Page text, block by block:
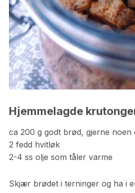
Hjemmelagde
ca 200 g godt brød, gjerne noen
2 fedd hvitløk
2-4 ss olje som tåler varme
Skjær brødet i terninger og ha i